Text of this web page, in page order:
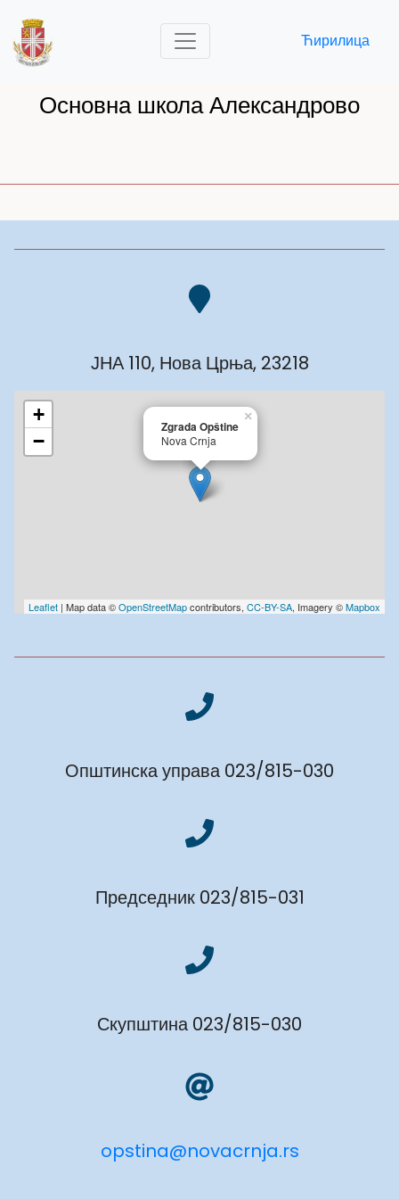
Ћирилица
Основна школа Александрово
ЈНА 110, Нова Црња, 23218
Zgrada Opštine
Nova Crnja
×
+
−
Leaflet | Map data ©OpenStreetMapcontributors, CC-BY-SA, Imagery ©Mapbox
Општинска управа 023/815-030
Председник 023/815-031
Скупштина 023/815-030
opstina@novacrnja.rs